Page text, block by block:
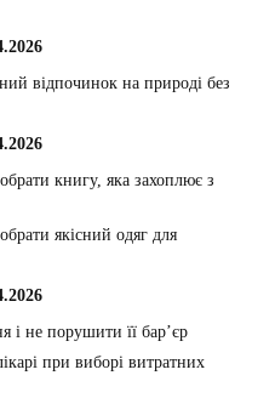
відпочинок на природі без
книгу, яка захоплює з
якісний одяг для
не порушити її бар’єр
при виборі витратних